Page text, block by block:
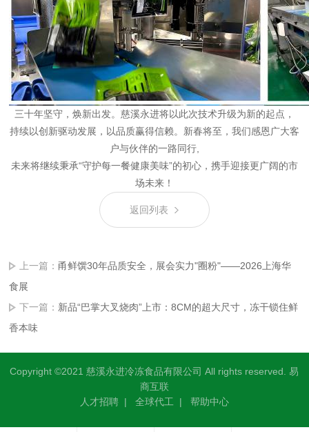
三十年坚守，焕新出发。慈溪永进将以此次技术升级为新的起点，
持续以创新驱动发展，以品质赢得信赖。新春将至，我们感恩广大客
户与伙伴的一路同行,
未来将继续秉承“守护每一餐健康美味”的初心，携手迎接更广阔的市
场未来！
返回列表
上一篇：甬鲜馔30年品质安全，展会实力"圈粉"——2026上海华
食展
下一篇： 新品“巴掌大叉烧肉”上市：8CM的超大尺寸，冻干锁住鲜
香本味
Copyright ©2021 慈溪永进冷冻食品有限公司 All rights reserved.易
商互联
人才招聘| 全球代工 | 帮助中心